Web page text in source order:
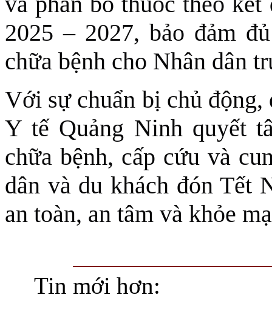
2025 – 2027, bảo đảm
chữa bệnh cho Nhân dân
Với sự chuẩn bị chủ động,
Y tế Quảng Ninh quyết
chữa bệnh, cấp cứu và
dân và du khách đón Tết
an toàn, an tâm và khỏe
Tin mới hơn: